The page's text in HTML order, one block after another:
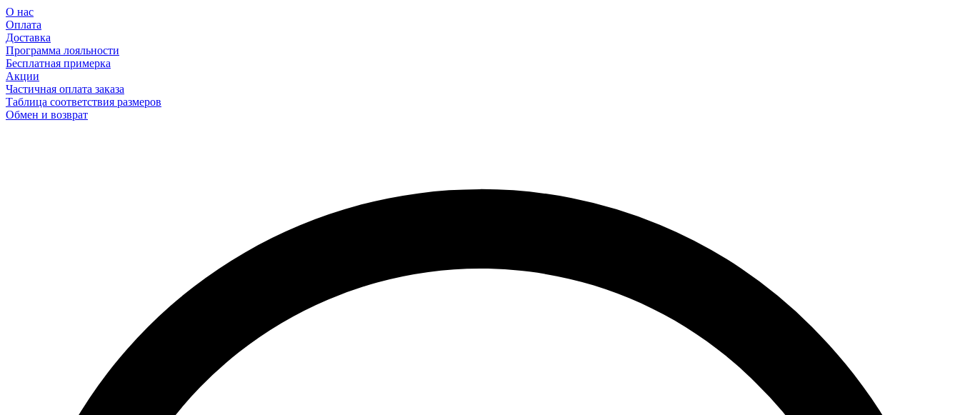
О нас
Оплата
Доставка
Программа лояльности
Бесплатная примерка
Акции
Частичная оплата заказа
Таблица соответствия размеров
Обмен и возврат